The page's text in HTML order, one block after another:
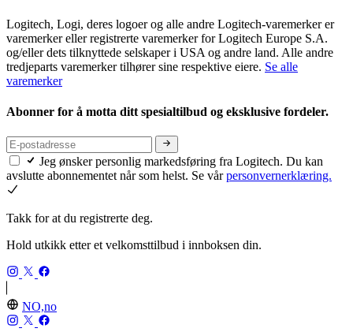
Logitech, Logi, deres logoer og alle andre Logitech-varemerker er
varemerker eller registrerte varemerker for Logitech Europe S.A.
og/eller dets tilknyttede selskaper i USA og andre land. Alle andre
tredjeparts varemerker tilhører sine respektive eiere. Se alle
varemerker
Abonner for å motta ditt spesialtilbud og eksklusive fordeler.
Jeg ønsker personlig markedsføring fra Logitech. Du kan
avslutte abonnementet når som helst. Se vårpersonvernerklæring.
Takk for at du registrerte deg.
Hold utkikk etter et velkomsttilbud i innboksen din.
NO,no